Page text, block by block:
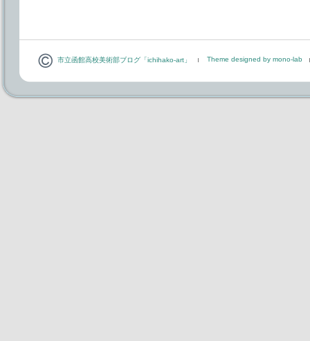
市立函館高校美術部ブログ「ichihako-art」 Theme designed by mono-lab